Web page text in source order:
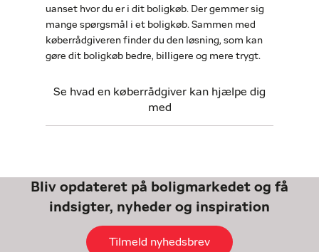
uanset hvor du er i dit boligkøb. Der gemmer sig
mange spørgsmål i et boligkøb. Sammen med
køberrådgiveren finder du den løsning, som kan
gøre dit boligkøb bedre, billigere og mere trygt.
Se hvad en køberrådgiver kan hjælpe dig
med
Bliv opdateret på boligmarkedet og få
indsigter, nyheder og inspiration
Tilmeld nyhedsbrev